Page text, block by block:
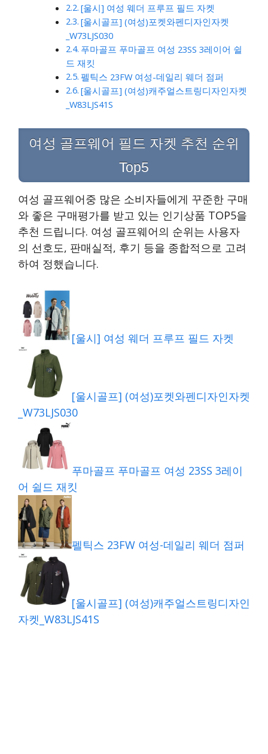
[울시] 여성 웨더 프루프 필드 자켓
[울시골프] (여성)포켓와펜디자인자켓
_W73LJS030
푸마골프 푸마골프 여성 23SS 3레이어 쉴
드 재킷
펠틱스 23FW 여성-데일리 웨더 점퍼
[울시골프] (여성)캐주얼스트링디자인자켓
_W83LJS41S
여성 골프웨어 필드 자켓 추천 순위
Top5
여성 골프웨어중 많은 소비자들에게 꾸준한 구매
와 좋은 구매평가를 받고 있는 인기상품 TOP5을
추천 드립니다. 여성 골프웨어의 순위는 사용자
의 선호도, 판매실적, 후기 등을 종합적으로 고려
하여 정했습니다.
[울시] 여성 웨더 프루프 필드 자켓
[울시골프] (여성)포켓와펜디자인자켓
_W73LJS030
푸마골프 푸마골프 여성 23SS 3레이
어 쉴드 재킷
펠틱스 23FW 여성-데일리 웨더 점퍼
[울시골프] (여성)캐주얼스트링디자인
자켓_W83LJS41S